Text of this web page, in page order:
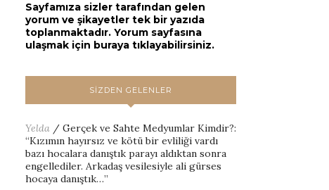
Sayfamıza sizler tarafından gelen
yorum ve şikayetler tek bir yazıda
toplanmaktadır. Yorum sayfasına
ulaşmak için buraya tıklayabilirsiniz.
SIZDEN GELENLER
Yelda / Gerçek ve Sahte Medyumlar Kimdir?:
“Kızımın hayırsız ve kötü bir evliliği vardı
bazı hocalara danıştık parayı aldıktan sonra
engellediler. Arkadaş vesilesiyle ali gürses
hocaya danıştık…”